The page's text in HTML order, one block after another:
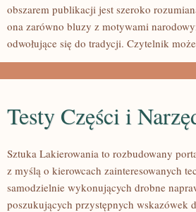
obszarem publikacji jest szeroko
ona zarówno bluzy z motywami
odwołujące się do tradycji. Czytelnik
Testy Części i
Sztuka Lakierowania to rozbudowany
z myślą o kierowcach zainteresowanych
samodzielnie wykonujących drobne
poszukujących przystępnych wskazówek